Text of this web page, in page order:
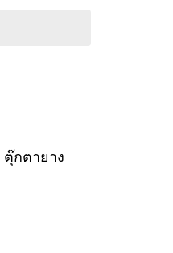
ตุ๊กตายาง